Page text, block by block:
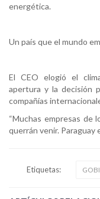
energética.
Un país que el mundo
El CEO elogió el
apertura y la decisión
compañías
“Muchas empresas de
querrán venir. Paraguay
Etiquetas: